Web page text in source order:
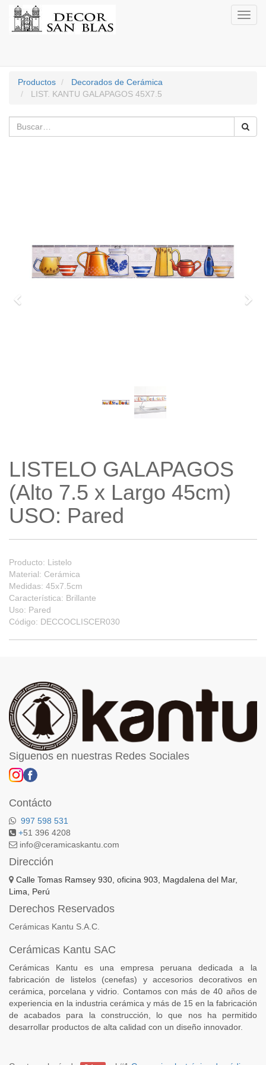
Productos
Decorados de Cerámica
LIST. KANTU GALAPAGOS 45X7.5
LISTELO GALAPAGOS
(Alto 7.5 x Largo 45cm)
USO: Pared
Producto: Listelo
Material: Cerámica
Medidas: 45x7.5cm
Característica: Brillante
Uso: Pared
Código: DECCOCLISCER030
Siguenos en nuestras Redes Sociales
Contácto
997 598 531
+51 396 4208
info@ceramicaskantu.com
Dirección
Calle Tomas Ramsey 930, oficina 903, Magdalena del Mar,
Lima, Perú
Derechos Reservados
Cerámicas Kantu S.A.C.
Cerámicas Kantu SAC
Cerámicas Kantu es una empresa peruana dedicada a la
fabricación de listelos (cenefas) y accesorios decorativos en
cerámica, porcelana y vidrio. Contamos con más de 40 años de
experiencia en la industria cerámica y más de 15 en la fabricación
de acabados para la construcción, lo que nos ha permitido
desarrollar productos de alta calidad con un diseño innovador.